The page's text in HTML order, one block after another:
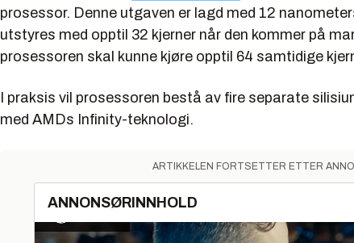
prosessor. Denne utgaven er lagd med 12
utstyres med opptil 32 kjerner når den kommer på
prosessoren skal kunne kjøre opptil 64 samtidige
I praksis vil prosessoren bestå av fire separate
med AMDs Infinity-teknologi.
ARTIKKELEN FORTSETTER ETTER
ANNONSØRINNHOLD